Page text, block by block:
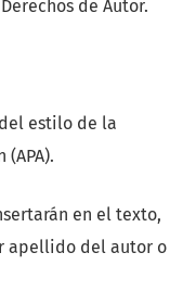
de Autor.
estilo de la
en el texto,
apellido del autor o